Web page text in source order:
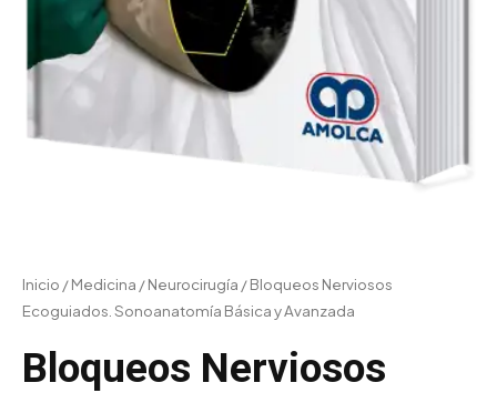
Inicio /Medicina /Neurocirugía / Bloqueos Nerviosos
Ecoguiados. Sonoanatomía Básica y Avanzada
Bloqueos Nerviosos